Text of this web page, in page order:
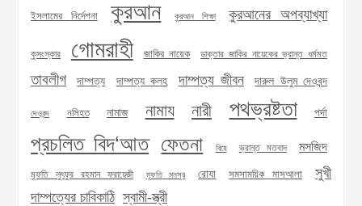
ইসলামের নির্দেশনা কুরআন কুরআন শিক্ষা কুরআনের অপব্যাখ্যা
কুসংস্কার গোমরাহী জাকির নায়েক ডাক্তার জাকির নায়েকের ভ্রান্ত ধর্মমত
তাবলীগ দাম্পত্য দাম্পত্য কলহ দাম্পত্য জীবন দারুল উলুম দেওবন্দ
দেওবন্দ নসিহত নামাজ নামায নারী পথভ্রষ্টতা পর্দা
প্রচলিত বিদ‘আত ফেতনা বিয়ে ভ্রান্ত মতবাদ মসজিদ
মুফতি লুৎফুর রহমান ফরায়েজী মুফতি মনসুর রোযা সমসাময়িক মাসআলা
সুখী
দাম্পত্যের চাবিকাঠি স্বামী-স্ত্রী